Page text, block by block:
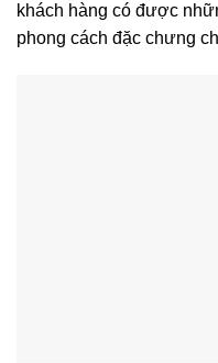
khách hàng có được
phong cách đặc chưng